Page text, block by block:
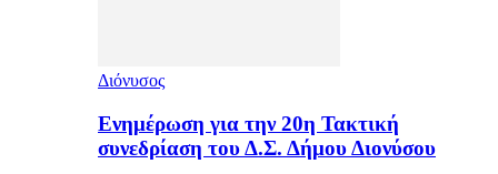
Διόνυσος
Ενημέρωση για την 20η Τακτική
συνεδρίαση του Δ.Σ. Δήμου Διονύσου